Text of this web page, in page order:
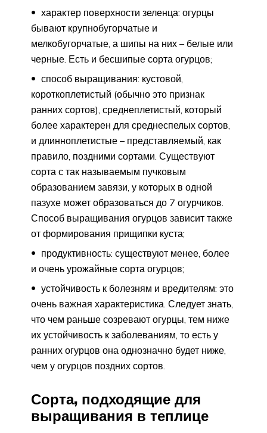
характер поверхности зеленца: огурцы
бывают крупнобугорчатые и
мелкобугорчатые, а шипы на них – белые или
черные. Есть и бесшипые сорта огурцов;
способ выращивания: кустовой,
короткоплетистый (обычно это признак
ранних сортов), среднеплетистый, который
более характерен для среднеспелых сортов,
и длинноплетистые – представляемый, как
правило, поздними сортами. Существуют
сорта с так называемым пучковым
образованием завязи, у которых в одной
пазухе может образоваться до 7 огурчиков.
Способ выращивания огурцов зависит также
от формирования прищипки куста;
продуктивность: существуют менее, более
и очень урожайные сорта огурцов;
устойчивость к болезням и вредителям: это
очень важная характеристика. Следует знать,
что чем раньше созревают огурцы, тем ниже
их устойчивость к заболеваниям, то есть у
ранних огурцов она однозначно будет ниже,
чем у огурцов поздних сортов.
Сорта, подходящие для
выращивания в теплице